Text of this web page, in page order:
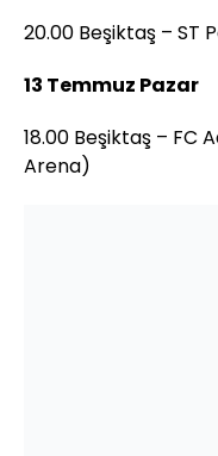
20.00 Beşiktaş – ST
13 Temmuz Pazar
18.00 Beşiktaş – FC
Arena)